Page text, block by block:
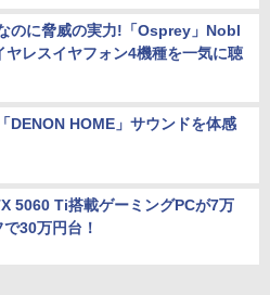
のに脅威の実力!「Osprey」Nobl
レスイヤフォン4機種を一気に聴
DENON HOME」サウンドを体感
5060 Ti搭載ゲーミングPCが7万
30万円台！